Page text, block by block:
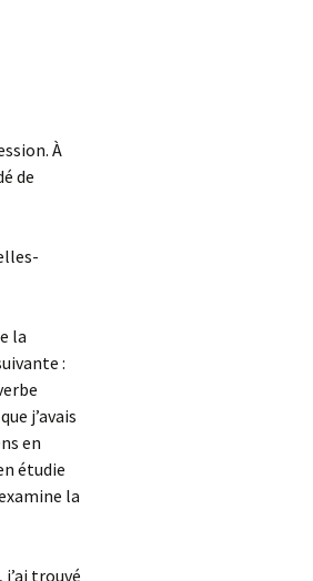
Des Nouvelles du futur
La promesse du fleuve
Pétronille inc.
Romane et les émotis
Victor Cordi
Le gardien des soirs de
À
de
la
:
j’avais
en
étudie
la
trouvé